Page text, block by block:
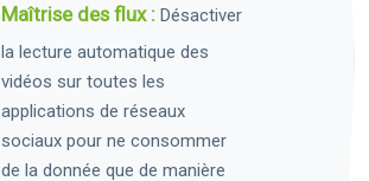
Maîtrise des flux : Désactiver
la lecture automatique des
vidéos sur toutes les
applications de réseaux
sociaux pour ne consommer
de la donnée que de manière